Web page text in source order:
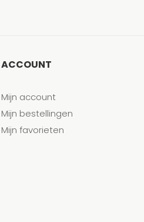
ACCOUNT
Mijn account
Mijn bestellingen
Mijn favorieten